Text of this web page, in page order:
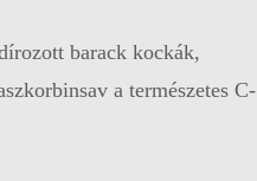
barack kockák,
a természetes C-